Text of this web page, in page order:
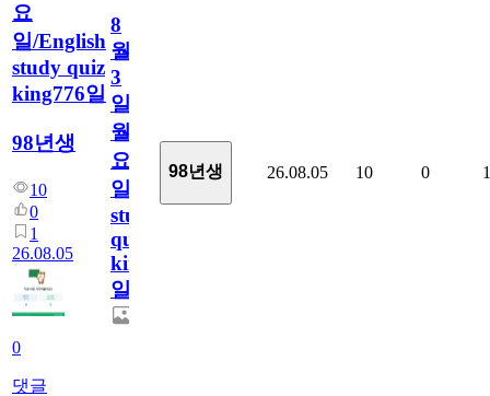
요
일/English
study quiz
king776일
98년생
10
0
1
26.08.05
0
댓글
8
월
3
일
월
요
일/English
study
quiz
king776
일
98년생 26.08.05 10 0 1